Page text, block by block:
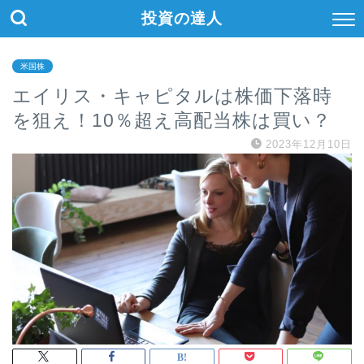
投資の達人
米国株
エイリス・キャピタルは株価下落時
を狙え！10％超え高配当株は買い？
2023年12月10日